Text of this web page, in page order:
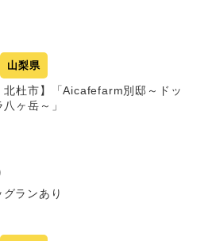
山梨県
北杜市】「Aicafefarm別邸～ドッ
ヶ岳～」
ランあり